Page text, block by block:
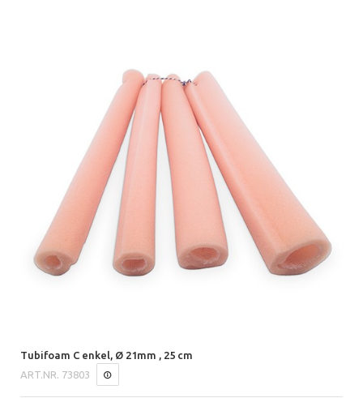
Tubifoam C enkel, Ø 21mm , 25 cm
ART.NR. 73803